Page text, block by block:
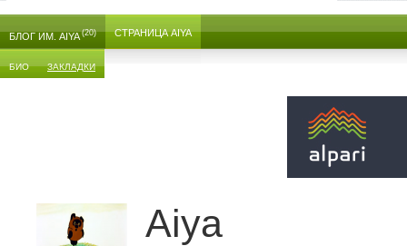
БЛОГ ИМ. AIYA (20) СТРАНИЦА AIYA
БИО ЗАКЛАДКИ
Aiya